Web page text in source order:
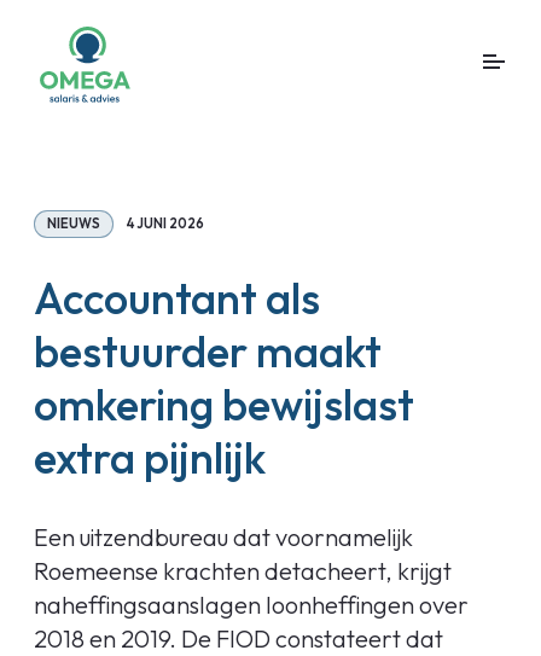
NIEUWS 4 JUNI 2026
Accountant als
bestuurder maakt
omkering bewijslast
extra pijnlijk
Een uitzendbureau dat voornamelijk
Roemeense krachten detacheert, krijgt
naheffingsaanslagen loonheffingen over
2018 en 2019. De FIOD constateert dat